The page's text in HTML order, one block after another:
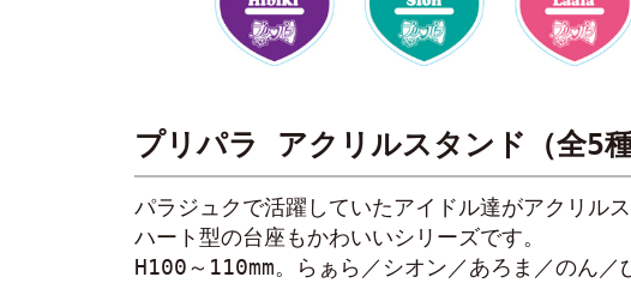
プリパラ アクリルスタンド（全5種
パラジュクで活躍していたアイドル達がアクリル
ハート型の台座もかわいいシリーズです。
H100～110mm。らぁら／シオン／あろま／のん／